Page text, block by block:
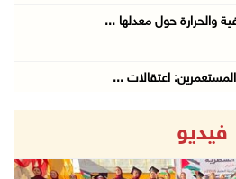
والحرارة حول معدلها ...
اعتقالات ...
وال ...
فيديو